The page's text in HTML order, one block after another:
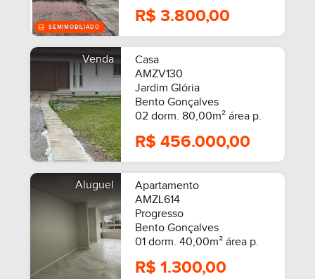
R$ 3.800,00
Venda
Casa
AMZV130
Jardim Glória
Bento Gonçalves
02 dorm. 80,00m² área p.
R$ 456.000,00
Aluguel
Apartamento
AMZL614
Progresso
Bento Gonçalves
01 dorm. 40,00m² área p.
R$ 1.300,00